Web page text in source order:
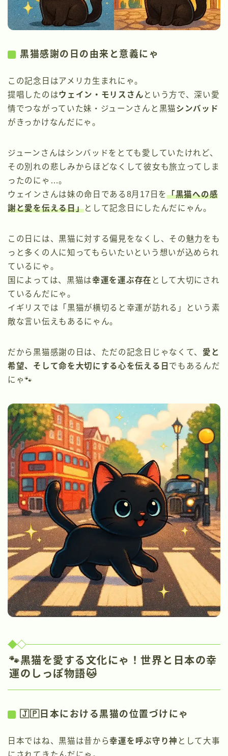
黒猫感謝の日の由来と意義にゃ
この記念日はアメリカ生まれにゃ。
提唱したのはウェイン・モリスさん という方で、深い愛
情でつながっていた妹・ジューンさんと黒猫シンバッド
がきっかけなんだにゃ。
ジューンさんはシンバッドをとても愛していたけれど、
その別れの悲しみからほどなくして彼女も旅立ってしま
ったのにゃ…。
ウェインさんは妹の命日である8月17日を「黒猫への感
謝と愛を伝える日」として記念日にしたんだにゃん。
この日には、黒猫に対する偏見をなくし、その魅力をも
っと多くの人に知ってもらいたいという想いが込められ
ているにゃ。
国によっては、黒猫は幸運を運ぶ存在 として大切にされ
ているんだにゃ。
イギリスでは「黒猫が横切ると幸運が訪れる」という素
敵な言い伝えもあるにゃん。
だから黒猫感謝の日は、ただの記念日じゃなくて、 愛と
希望、そして命を大切にする心を伝える日 でもあるんだ
にゃ🐾
🐾黒猫を愛する文化にゃ！世界と日本の幸
運のしっぽ物語🐱
🇯🇵日本における黒猫の位置づけにゃ
日本ではね、黒猫は昔から幸運を呼ぶ守り神 として大事